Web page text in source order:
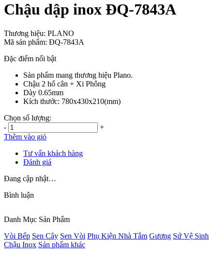
Chậu dập inox ĐQ-7843A
Thương hiệu: PLANO
Mã sản phẩm: ĐQ-7843A
Đặc điểm nổi bật
Sản phẩm mang thương hiệu Plano.
Chậu 2 hố cân + Xi Phông
Dày 0.65mm
Kích thước: 780x430x210(mm)
Chọn số lượng:
-
+
Thêm vào giỏ
Tư vấn khách hàng
Đánh giá
Đang cập nhật…
Bình luận
Danh Mục Sản Phẩm
Vòi Bếp Sen Cây Sen Vòi Phụ Kiện Nhà Tắm Gương Sứ Vệ Sinh
Chậu Inox Sản phẩm khác